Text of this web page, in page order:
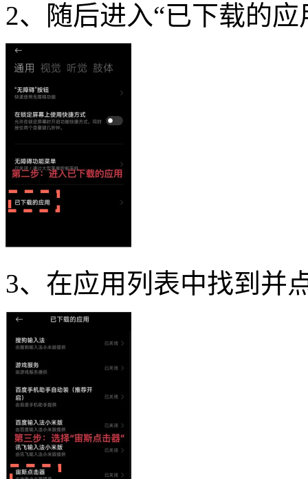
2、随后进入“已下载的应
3、在应用列表中找到并